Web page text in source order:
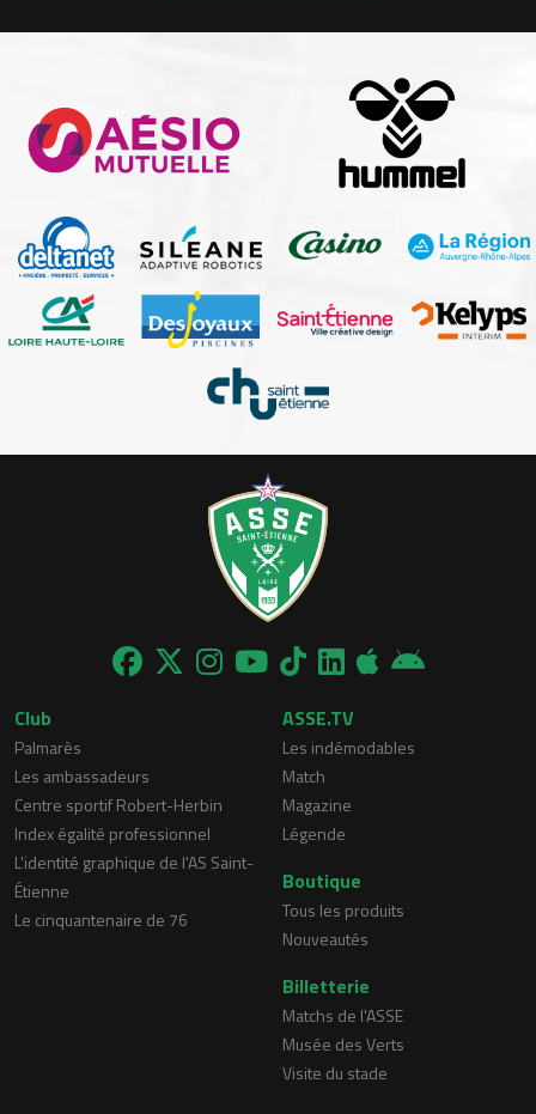
Club
Palmarès
Les ambassadeurs
Centre sportif Robert-Herbin
Index égalité professionnel
L'identité graphique de l'AS Saint-
Étienne
Le cinquantenaire de 76
ASSE.TV
Les indémodables
Match
Magazine
Légende
Boutique
Tous les produits
Nouveautés
Billetterie
Matchs de l'ASSE
Musée des Verts
Visite du stade